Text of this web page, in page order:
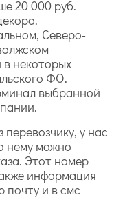
20 000 руб.
Северо-
в некоторых
ФО.
выбранной
у нас
нему можно
Этот номер
информация
почту и в смс